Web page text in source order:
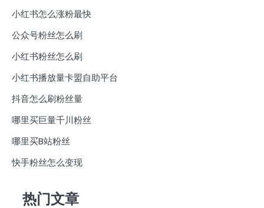
小红书怎么涨粉最快
公众号粉丝怎么刷
小红书粉丝怎么刷
小红书播放量卡盟自助平台
抖音怎么刷粉丝量
哪里买巨量千川粉丝
哪里买B站粉丝
快手粉丝怎么变现
热门文章